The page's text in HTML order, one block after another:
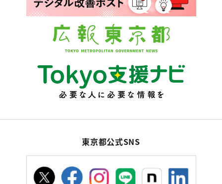
東京都公式SNS